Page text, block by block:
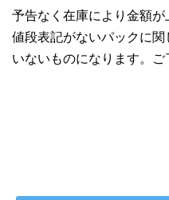
予告なく在庫により金額が
値段表記がないパックに
いないものになります。ご